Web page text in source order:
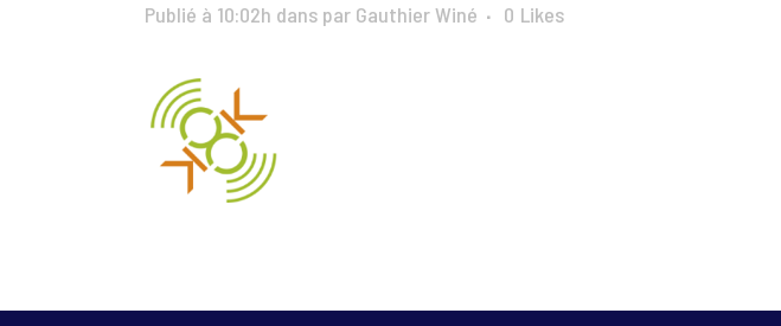
Publié à 10:02h dans par Gauthier Winé 0 Likes